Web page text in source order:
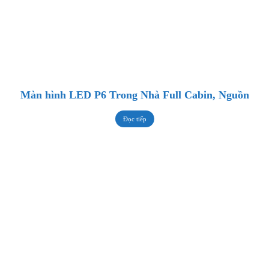
Màn hình LED P6 Trong Nhà Full Cabin, Nguồn
Đọc tiếp